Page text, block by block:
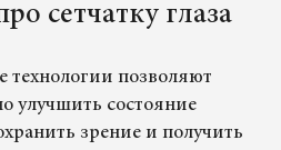
сетчатку глаза
технологии позволяют
улучшить состояние
зрение и получить